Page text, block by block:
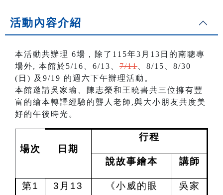
活動內容介紹
本活動共辦理 6場，除了115年3月13日的南聰專
場外, 本館於5/16、6/13、 7/11 、8/15、8/30
(日) 及9/19 的週六下午辦理活動。
本館邀請吳家瑜、陳志榮和王曉書共三位擁有豐
富的繪本轉譯經驗的聾人老師,與大小朋友共度美
好的午後時光。
場次 日期
行程
說故事繪本 講師
第1
3 月13
《小威的眼
吳家